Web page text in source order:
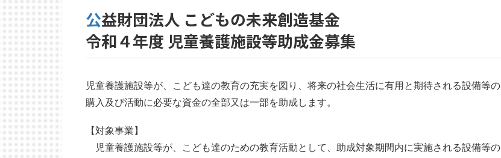
公益財団法人 こどもの未来創造基金
令和４年度 児童養護施設等助成金募集
児童養護施設等が、こども達の教育の充実を図り、将来の社会生活に有用と期待される設備等の
購入及び活動に必要な資金の全部又は一部を助成します。
【対象事業】
児童養護施設等が、こども達のための教育活動として、助成対象期間内に実施される設備等の